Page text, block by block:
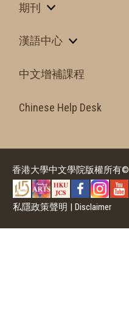
期刊
漢語中心
中文增補課程
Chinese Help Desk
香港大學中文學院版權所有©
私隱政策聲明 | Disclaimer